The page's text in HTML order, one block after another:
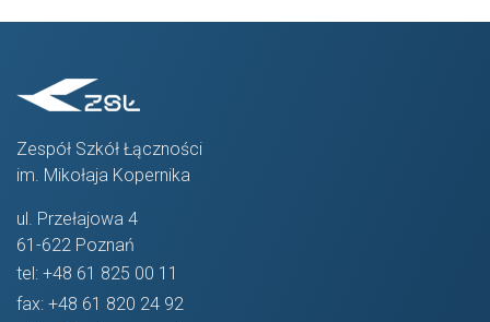
Zespół Szkół Łączności
im. Mikołaja Kopernika
ul. Przełajowa 4
61-622 Poznań
tel: +48 61 825 00 11
fax: +48 61 820 24 92